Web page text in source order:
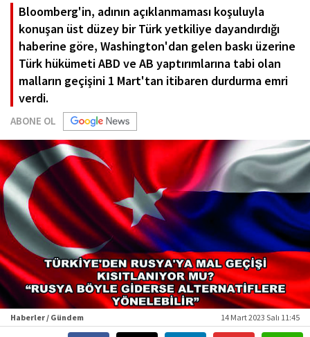
Bloomberg'in, adının açıklanmaması koşuluyla
konuşan üst düzey bir Türk yetkiliye dayandırdığı
haberine göre, Washington'dan gelen baskı üzerine
Türk hükümeti ABD ve AB yaptırımlarına tabi olan
malların geçişini 1 Mart'tan itibaren durdurma emri
verdi.
ABONE OL
Haberler / Gündem 14 Mart 2023 Salı 11:45